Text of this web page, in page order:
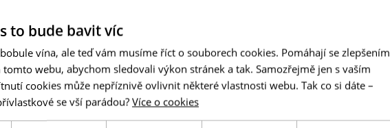
to bude bavit víc
vína, ale teď vám musíme říct o souborech cookies. Pomáhají se zlepšením
tomto webu, abychom sledovali výkon stránek a tak. Samozřejmě jen s vaším
cookies může nepříznivě ovlivnit některé vlastnosti webu. Tak co si dáte –
se vší parádou? Více o cookies